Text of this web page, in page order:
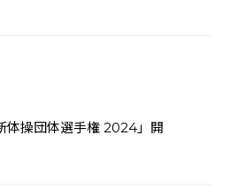
体操団体選⼿権 2024」開